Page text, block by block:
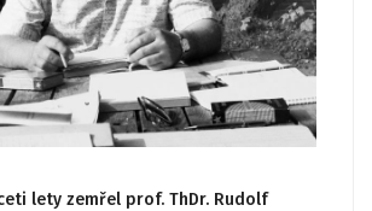
lety zemřel prof. ThDr. Rudolf